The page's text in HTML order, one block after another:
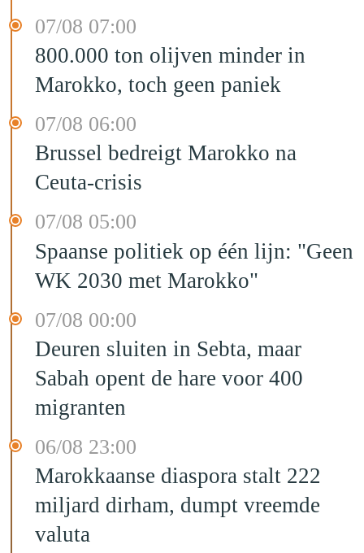
07/08 07:00
800.000 ton olijven minder in
Marokko, toch geen paniek
07/08 06:00
Brussel bedreigt Marokko na
Ceuta-crisis
07/08 05:00
Spaanse politiek op één lijn: "Geen
WK 2030 met Marokko"
07/08 00:00
Deuren sluiten in Sebta, maar
Sabah opent de hare voor 400
migranten
06/08 23:00
Marokkaanse diaspora stalt 222
miljard dirham, dumpt vreemde
valuta